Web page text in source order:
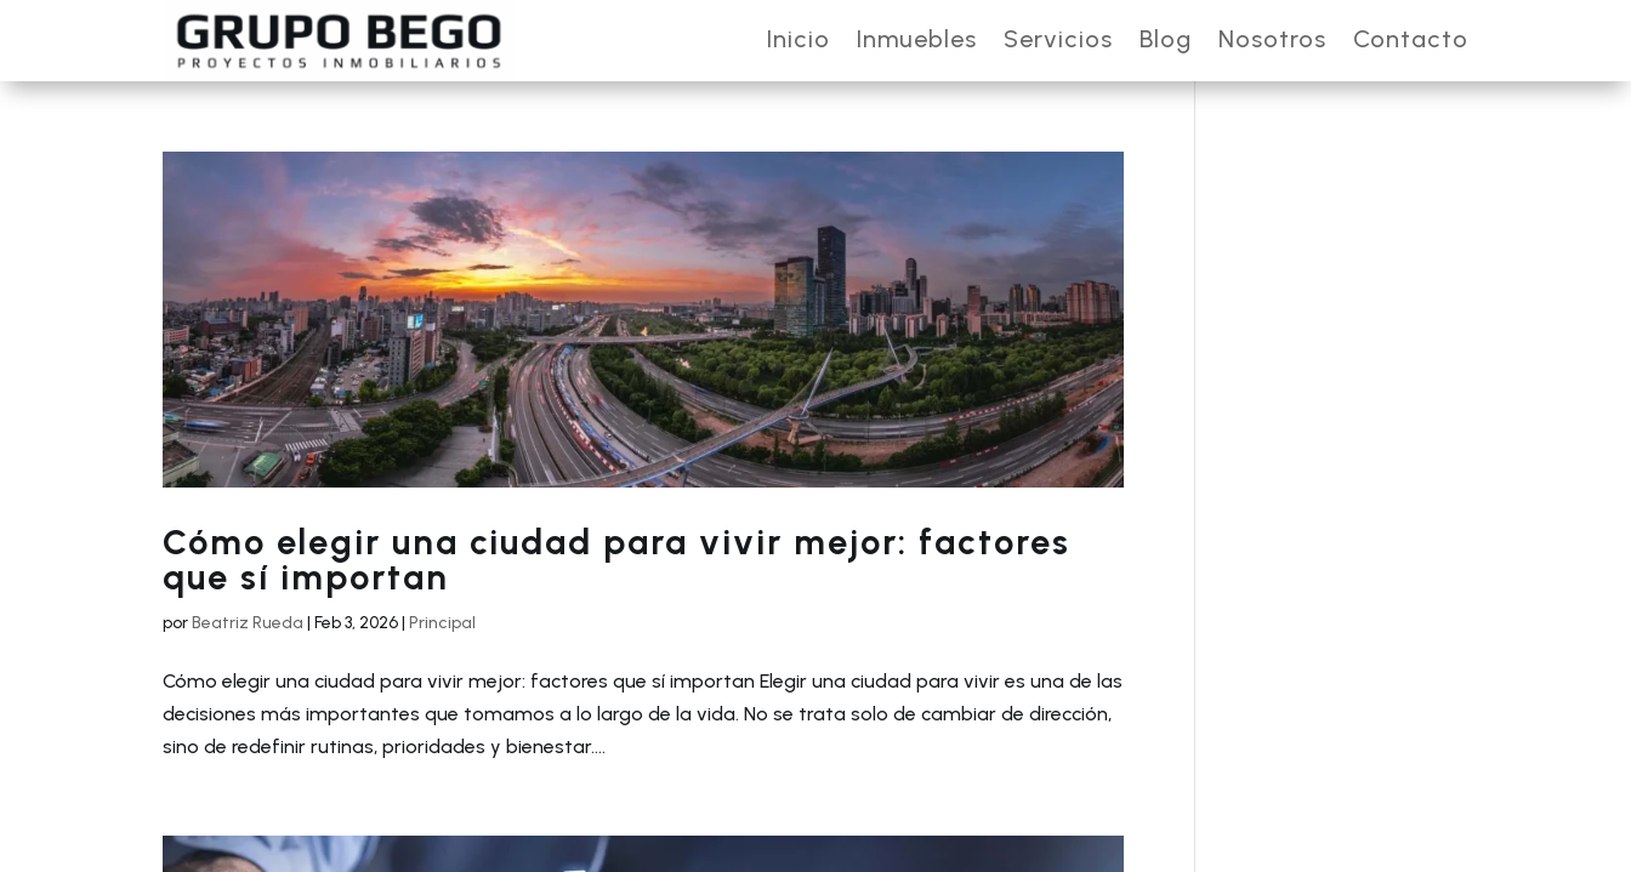
Inicio Inmuebles Servicios Blog Nosotros Contacto
Cómo elegir una ciudad para vivir mejor: factores
que sí importan
porBeatriz Rueda |Feb 3, 2026|Principal
Cómo elegir una ciudad para vivir mejor: factores que sí importan Elegir una ciudad para vivir es una de las
decisiones más importantes que tomamos a lo largo de la vida. No se trata solo de cambiar de dirección,
sino de redefinir rutinas, prioridades y bienestar....